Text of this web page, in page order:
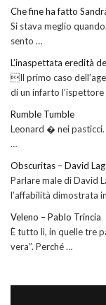
Che fine ha fatto
Si stava meglio
sento …
L’inaspettata eredità
Il primo caso
di un infarto
Rumble Tumble
Leonard � nei
…
Obscuritas – David
Parlare male di David
l’affabilità dimostrata
Veleno – Pablo Trincia
È tutto lì, in quelle tre
vera”. Perché …